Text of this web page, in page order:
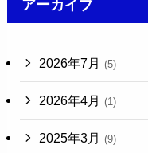
アーカイブ
2026年7月 (5)
2026年4月 (1)
2025年3月 (9)